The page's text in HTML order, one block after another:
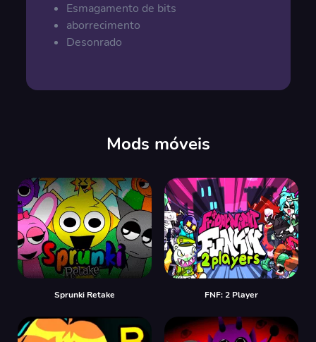
Esmagamento de bits
aborrecimento
Desonrado
Mods móveis
Sprunki Retake FNF: 2 Player